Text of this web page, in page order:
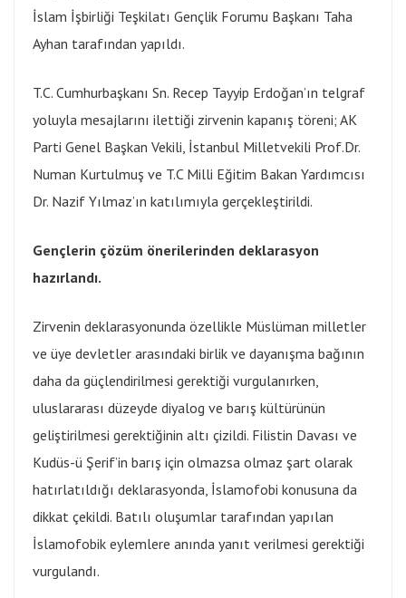
İslam İşbirliği Teşkilatı Gençlik Forumu Başkanı Taha
Ayhan tarafından yapıldı.
T.C. Cumhurbaşkanı Sn. Recep Tayyip Erdoğan’ın telgraf
yoluyla mesajlarını ilettiği zirvenin kapanış töreni; AK
Parti Genel Başkan Vekili, İstanbul Milletvekili Prof.Dr.
Numan Kurtulmuş ve T.C Milli Eğitim Bakan Yardımcısı
Dr. Nazif Yılmaz’ın katılımıyla gerçekleştirildi.
Gençlerin çözüm önerilerinden deklarasyon
hazırlandı.
Zirvenin deklarasyonunda özellikle Müslüman milletler
ve üye devletler arasındaki birlik ve dayanışma bağının
daha da güçlendirilmesi gerektiği vurgulanırken,
uluslararası düzeyde diyalog ve barış kültürünün
geliştirilmesi gerektiğinin altı çizildi. Filistin Davası ve
Kudüs-ü Şerif’in barış için olmazsa olmaz şart olarak
hatırlatıldığı deklarasyonda, İslamofobi konusuna da
dikkat çekildi. Batılı oluşumlar tarafından yapılan
İslamofobik eylemlere anında yanıt verilmesi gerektiği
vurgulandı.